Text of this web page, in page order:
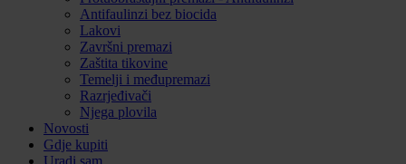
Antifaulinzi bez biocida
Lakovi
Završni premazi
Zaštita tikovine
Temelji i međupremazi
Razrjeđivači
Njega plovila
Novosti
Gdje kupiti
Uradi sam